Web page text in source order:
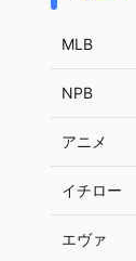
MLB
NPB
アニメ
イチロー
エヴァ